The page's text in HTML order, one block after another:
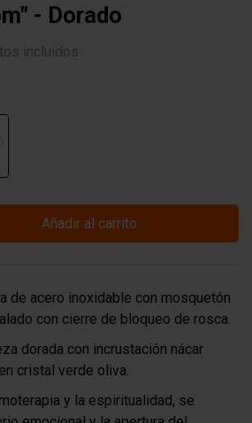
- Dorado
incluidos
Añadir al carrito
de acero inoxidable con mosquetón
con cierre de bloqueo de rosca.
dorada con incrustación nácar
cristal verde oliva.
y la espiritualidad, se